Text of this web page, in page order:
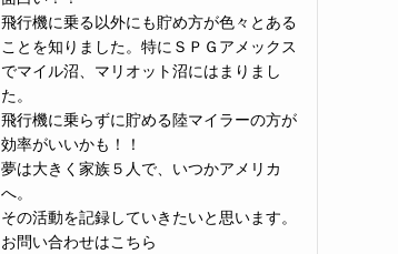
飛行機に乗る以外にも貯め方が色々とある
ことを知りました。特にＳＰＧアメックス
でマイル沼、マリオット沼にはまりまし
た。
飛行機に乗らずに貯める陸マイラーの方が
効率がいいかも！！
夢は大きく家族５人で、いつかアメリカ
へ。
その活動を記録していきたいと思います。
お問い合わせはこちら